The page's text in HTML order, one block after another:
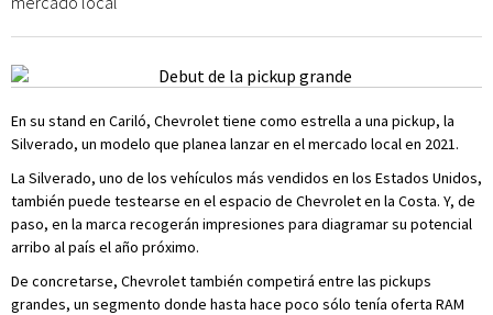
En su stand en Cariló, Chevrolet tiene como estrella a una pickup, la
Silverado, un modelo que planea lanzar en el mercado local en 2021.
La Silverado, uno de los vehículos más vendidos en los Estados Unidos,
también puede testearse en el espacio de Chevrolet en la Costa. Y, de
paso, en la marca recogerán impresiones para diagramar su potencial
arribo al país el año próximo.
De concretarse, Chevrolet también competirá entre las pickups
grandes, un segmento donde hasta hace poco sólo tenía oferta RAM